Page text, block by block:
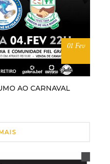
01 Fev
AO CARNAVAL